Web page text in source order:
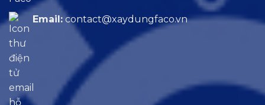
Email: contact@xaydungfaco.vn